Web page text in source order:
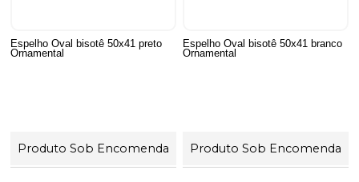
Espelho Oval bisotê 50x41 preto
Ornamental
Produto Sob Encomenda
Espelho Oval bisotê 50x41 branco
Ornamental
Produto Sob Encomenda